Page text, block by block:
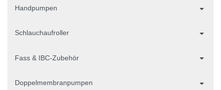
Handpumpen
Schlauchaufroller
Fass & IBC-Zubehör
Doppelmembranpumpen